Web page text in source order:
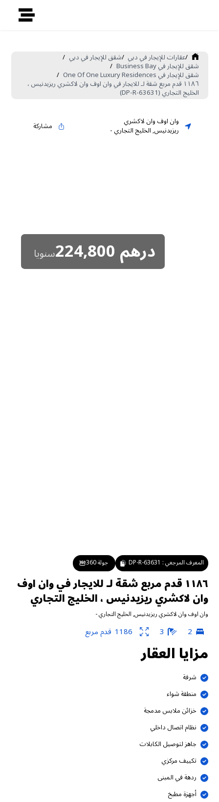
/عقارات للإيجار في دبي /شقق للإيجار في دبي /
شقق للإيجار في Business Bay /
شقق للإيجار في One Of One Luxury Residences /
١١٨٦ قدم مربع شقة لـ للايجار في وان اوف وان لاكشري ريزيدنيس ،
الخليج التجاري (DP-R-63631)
وان اوف وان لاكشري
ريزيدنيس,الخليج التجاري- مشاركة
درهم224,800سنويا
المعرف المرجعي : DP-R-63631 جولة 360
١١٨٦ قدم مربع شقة لـ للايجار في وان اوف
وان لاكشري ريزيدنيس ، الخليج التجاري
وان اوف وان لاكشري ريزيدنيس,الخليج التجاري-
2
3
1186 قدم مربع
مزايا العقار
شرفة
منطقة شواء
خزائن ملابس مدمجة
نظام اتصال داخلي
جاهز لتوصيل الكابلات
تكييف مركزي
ردهة في المبنى
أجهزة مطبخ